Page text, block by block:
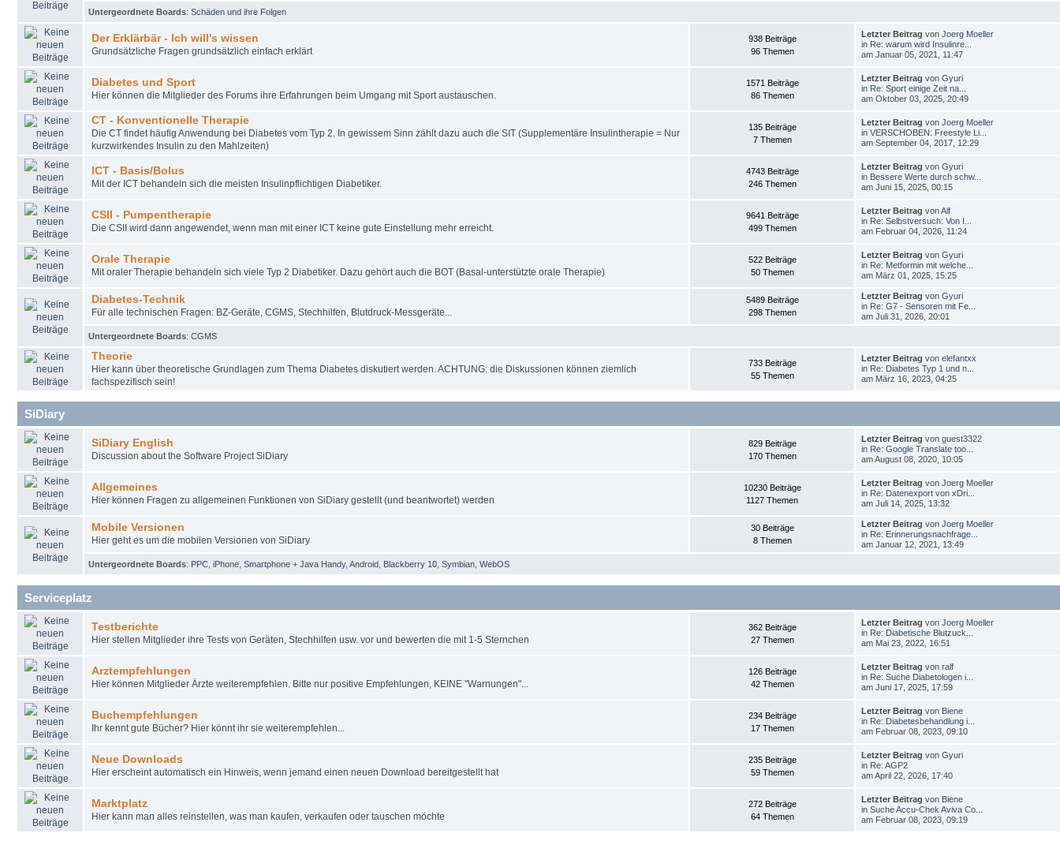
Untergeordnete Boards: Schäden und ihre Folgen
Der Erklärbär - Ich will's wissen
Grundsätzliche Fragen grundsätzlich einfach erklärt
938 Beiträge
96 Themen
Letzter Beitrag vonJoerg Moeller
in Re: warum wird Insulinre...
am Januar 05, 2021, 11:47
Diabetes und Sport
Hier können die Mitglieder des Forums ihre Erfahrungen beim Umgang mit Sport austauschen.
1571 Beiträge
86 Themen
Letzter Beitrag vonGyuri
in Re: Sport einige Zeit na...
am Oktober 03, 2025, 20:49
CT - Konventionelle Therapie
Die CT findet häufig Anwendung bei Diabetes vom Typ 2. In gewissem Sinn zählt dazu auch die SIT (Supplementäre Insulintherapie = Nur
kurzwirkendes Insulin zu den Mahlzeiten)
135 Beiträge
7 Themen
Letzter Beitrag vonJoerg Moeller
inVERSCHOBEN: Freestyle Li...
am September 04, 2017, 12:29
ICT - Basis/Bolus
Mit der ICT behandeln sich die meisten Insulinpflichtigen Diabetiker.
4743 Beiträge
246 Themen
Letzter Beitrag vonGyuri
in Bessere Werte durch schw...
am Juni 15, 2025, 00:15
CSII - Pumpentherapie
Die CSII wird dann angewendet, wenn man mit einer ICT keine gute Einstellung mehr erreicht.
9641 Beiträge
499 Themen
Letzter Beitrag vonAlf
in Re: Selbstversuch: Von I...
am Februar 04, 2026, 11:24
Orale Therapie
Mit oraler Therapie behandeln sich viele Typ 2 Diabetiker. Dazu gehört auch die BOT (Basal-unterstützte orale Therapie)
522 Beiträge
50 Themen
Letzter Beitrag vonGyuri
in Re: Metformin mit welche...
am März 01, 2025, 15:25
Diabetes-Technik
Für alle technischen Fragen: BZ-Geräte, CGMS, Stechhilfen, Blutdruck-Messgeräte...
5489 Beiträge
298 Themen
Letzter Beitrag vonGyuri
in Re: G7 - Sensoren mit Fe...
am Juli 31, 2026, 20:01
Untergeordnete Boards: CGMS
Theorie
Hier kann über theoretische Grundlagen zum Thema Diabetes diskutiert werden. ACHTUNG: die Diskussionen können ziemlich
fachspezifisch sein!
733 Beiträge
55 Themen
Letzter Beitrag vonelefantxx
in Re: Diabetes Typ 1 und n...
am März 16, 2023, 04:25
SiDiary
SiDiary English
Discussion about the Software Project SiDiary
829 Beiträge
170 Themen
Letzter Beitrag von guest3322
in Re: Google Translate too...
am August 08, 2020, 10:05
Allgemeines
Hier können Fragen zu allgemeinen Funktionen von SiDiary gestellt (und beantwortet) werden
10230 Beiträge
1127 Themen
Letzter Beitrag vonJoerg Moeller
in Re: Datenexport von xDri...
am Juli 14, 2025, 13:32
Mobile Versionen
Hier geht es um die mobilen Versionen von SiDiary
30 Beiträge
8 Themen
Letzter Beitrag vonJoerg Moeller
in Re: Erinnerungsnachfrage...
am Januar 12, 2021, 13:49
Untergeordnete Boards: PPC iPhone Smartphone + Java Handy, Android Blackberry 10 Symbian WebOS
Serviceplatz
Testberichte
Hier stellen Mitglieder ihre Tests von Geräten, Stechhilfen usw. vor und bewerten die mit 1-5 Sternchen
362 Beiträge
27 Themen
Letzter Beitrag vonJoerg Moeller
in Re: Diabetische Blutzuck...
am Mai 23, 2022, 16:51
Arztempfehlungen
Hier können Mitglieder Ärzte weiterempfehlen. Bitte nur positive Empfehlungen, KEINE "Warnungen"...
126 Beiträge
42 Themen
Letzter Beitrag vonralf
in Re: Suche Diabetologen i...
am Juni 17, 2025, 17:59
Buchempfehlungen
Ihr kennt gute Bücher? Hier könnt ihr sie weiterempfehlen...
234 Beiträge
17 Themen
Letzter Beitrag von Biene
in Re: Diabetesbehandlung i...
am Februar 08, 2023, 09:10
Neue Downloads
Hier erscheint automatisch ein Hinweis, wenn jemand einen neuen Download bereitgestellt hat
235 Beiträge
59 Themen
Letzter Beitrag vonGyuri
in Re: AGP2
am April 22, 2026, 17:40
Marktplatz
Hier kann man alles reinstellen, was man kaufen, verkaufen oder tauschen möchte
272 Beiträge
64 Themen
Letzter Beitrag von Biene
inSuche Accu-Chek Aviva Co...
am Februar 08, 2023, 09:19